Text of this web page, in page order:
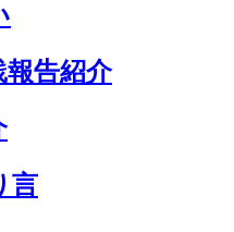
報告紹介
言